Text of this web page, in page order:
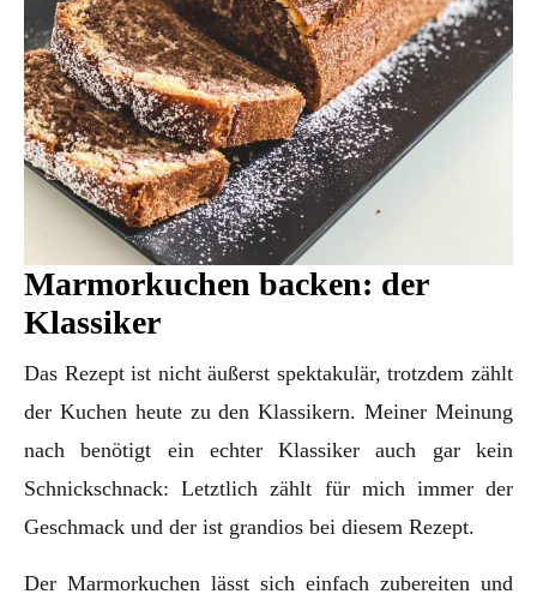
Marmorkuchen backen: der
Klassiker
Das Rezept ist nicht äußerst spektakulär, trotzdem zählt
der Kuchen heute zu den Klassikern. Meiner Meinung
nach benötigt ein echter Klassiker auch gar kein
Schnickschnack: Letztlich zählt für mich immer der
Geschmack und der ist grandios bei diesem Rezept.
Der Marmorkuchen lässt sich einfach zubereiten und